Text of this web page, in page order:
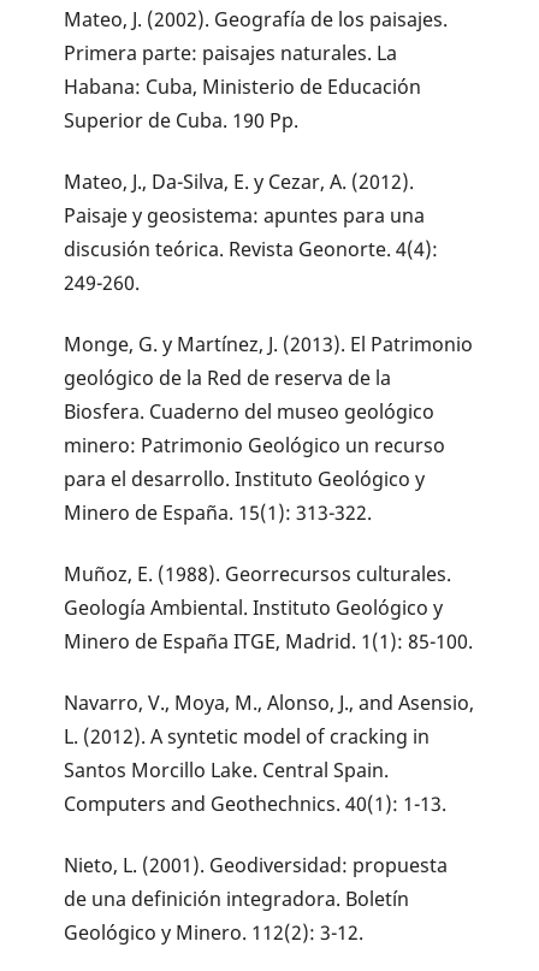
Mateo, J. (2002). Geografía de los paisajes.
Primera parte: paisajes naturales. La
Habana: Cuba, Ministerio de Educación
Superior de Cuba. 190 Pp.
Mateo, J., Da-Silva, E. y Cezar, A. (2012).
Paisaje y geosistema: apuntes para una
discusión teórica. Revista Geonorte. 4(4):
249-260.
Monge, G. y Martínez, J. (2013). El Patrimonio
geológico de la Red de reserva de la
Biosfera. Cuaderno del museo geológico
minero: Patrimonio Geológico un recurso
para el desarrollo. Instituto Geológico y
Minero de España. 15(1): 313-322.
Muñoz, E. (1988). Georrecursos culturales.
Geología Ambiental. Instituto Geológico y
Minero de España ITGE, Madrid. 1(1): 85-100.
Navarro, V., Moya, M., Alonso, J., and Asensio,
L. (2012). A syntetic model of cracking in
Santos Morcillo Lake. Central Spain.
Computers and Geothechnics. 40(1): 1-13.
Nieto, L. (2001). Geodiversidad: propuesta
de una definición integradora. Boletín
Geológico y Minero. 112(2): 3-12.